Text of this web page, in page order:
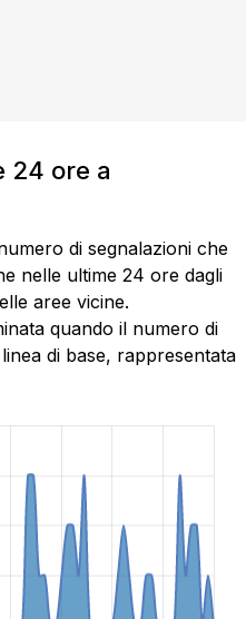
24 ore a
di segnalazioni che
nelle ultime 24 ore dagli
aree vicine.
quando il numero di
di base, rappresentata